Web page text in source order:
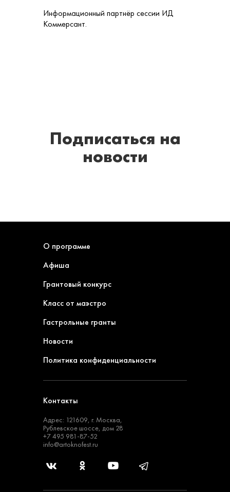
Информационный партнёр сессии ИД
Коммерсант.
Подписаться на
новости
О программе
Афиша
Грантовый конкурс
Класс от маэстро
Гастрольные гранты
Новости
Политика конфиденциальности
Контакты
Адрес: 121609, г. Москва,
Рублевское шоссе, дом 28
+7 495 981-87-52
info@artoknofest.ru